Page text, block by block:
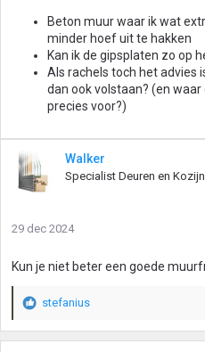
Beton muur waar ik wat
minder hoef uit te hakken
Kan ik de gipsplaten zo op
Als rachels toch het advies
dan ook volstaan? (en
precies voor?)
Walker
Specialist Deuren en
29 dec 2024
Kun je niet beter een goede
W
a
stefanius